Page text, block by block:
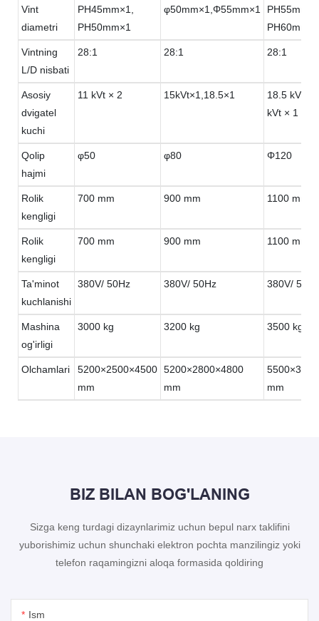
Vint
diametri
PH45mm×1,
PH50mm×1
φ50mm×1,Φ55mm×1
Vintning
L/D nisbati
28:1 28:1 28:1
Asosiy
dvigatel
kuchi
11 kVt × 2 15kVt×1,18.5×1
18.5 kVt ×
kVt × 1
Qolip
hajmi
φ50 φ80 Φ120
Rolik
kengligi
700 mm 900 mm 1100 mm
Rolik
kengligi
700 mm 900 mm 1100 mm
Ta'minot
kuchlanishi
380V/ 50Hz 380V/ 50Hz 380V/ 50Hz
Mashina
og'irligi
3000 kg 3200 kg 3500 kg
Olchamlari
5200×2500×4500
mm
5200×2800×4800
mm
mm
BIZ BILAN BOG'LANING
Sizga keng turdagi dizaynlarimiz uchun bepul narx taklifini
yuborishimiz uchun shunchaki elektron pochta manzilingiz yoki
telefon raqamingizni aloqa formasida qoldiring
Ism